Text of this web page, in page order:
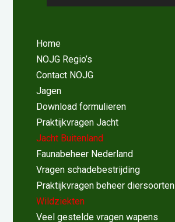
Home
NOJG Regio’s
Contact NOJG
Jagen
Download formulieren
Praktijkvragen Jacht
Jacht Buitenland
Faunabeheer Nederland
Vragen schadebestrijding
Praktijkvragen beheer diersoorten
Wildziekten
Veel gestelde vragen wapens